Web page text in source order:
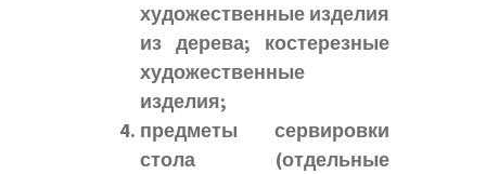
художественные изделия
из дерева; костерезные
художественные
изделия;
предметы сервировки
стола (отдельные